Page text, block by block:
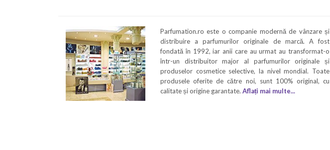
Parfumation.ro este o companie modernă de vânzare și
distribuire a parfumurilor originale de marcă. A fost
fondată în 1992, iar anii care au urmat au transformat-o
într-un distribuitor major al parfumurilor originale și
produselor cosmetice selective, la nivel mondial. Toate
produsele oferite de către noi, sunt 100% original, cu
calitate și origine garantate. Aflați mai multe...